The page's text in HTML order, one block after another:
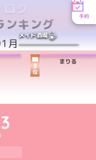
予約
メイド酒場
グ
ンキング
月
3
位
まりる
公式アカウント
X公式アカウント
みんInstagram公式アカウント
どりーみんFacebook公式アカウン
めいどりーみんYouTube公式アカ